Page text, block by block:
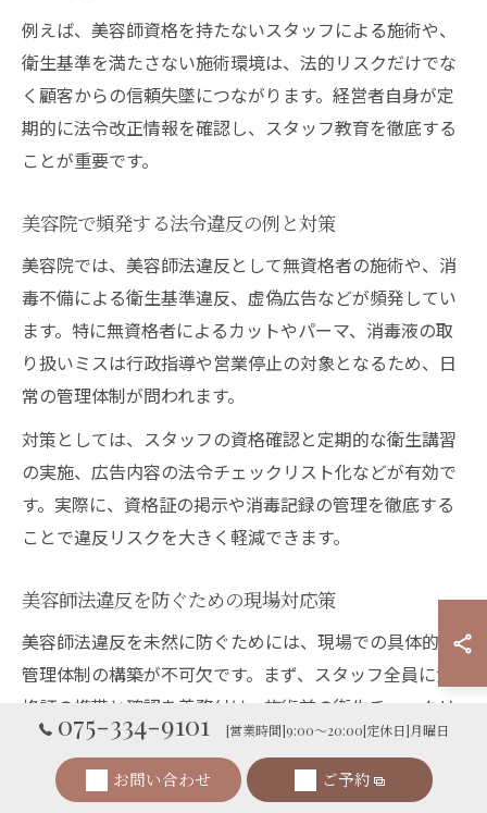
例えば、美容師資格を持たないスタッフによる施術や、
衛生基準を満たさない施術環境は、法的リスクだけでな
く顧客からの信頼失墜につながります。経営者自身が定
期的に法令改正情報を確認し、スタッフ教育を徹底する
ことが重要です。
美容院で頻発する法令違反の例と対策
美容院では、美容師法違反として無資格者の施術や、消
毒不備による衛生基準違反、虚偽広告などが頻発してい
ます。特に無資格者によるカットやパーマ、消毒液の取
り扱いミスは行政指導や営業停止の対象となるため、日
常の管理体制が問われます。
対策としては、スタッフの資格確認と定期的な衛生講習
の実施、広告内容の法令チェックリスト化などが有効で
す。実際に、資格証の掲示や消毒記録の管理を徹底する
ことで違反リスクを大きく軽減できます。
美容師法違反を防ぐための現場対応策
美容師法違反を未然に防ぐためには、現場での具体的な
管理体制の構築が不可欠です。まず、スタッフ全員に資
格証の携帯と確認を義務付け、施術前の衛生チェックリ
ストを運用しましょう。消毒や器具管理もルール化し、
日々の業務に組み込むことが大切です。
075-334-9101 [営業時間]9:00～20:00[定休日]月曜日
お問い合わせ ご予約